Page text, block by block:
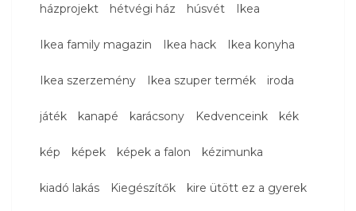
házprojekt hétvégi ház húsvét Ikea
Ikea family magazin Ikea hack Ikea konyha
Ikea szerzemény Ikea szuper termék iroda
játék kanapé karácsony Kedvenceink kék
kép képek képek a falon kézimunka
kiadó lakás Kiegészítők kire ütött ez a gyerek